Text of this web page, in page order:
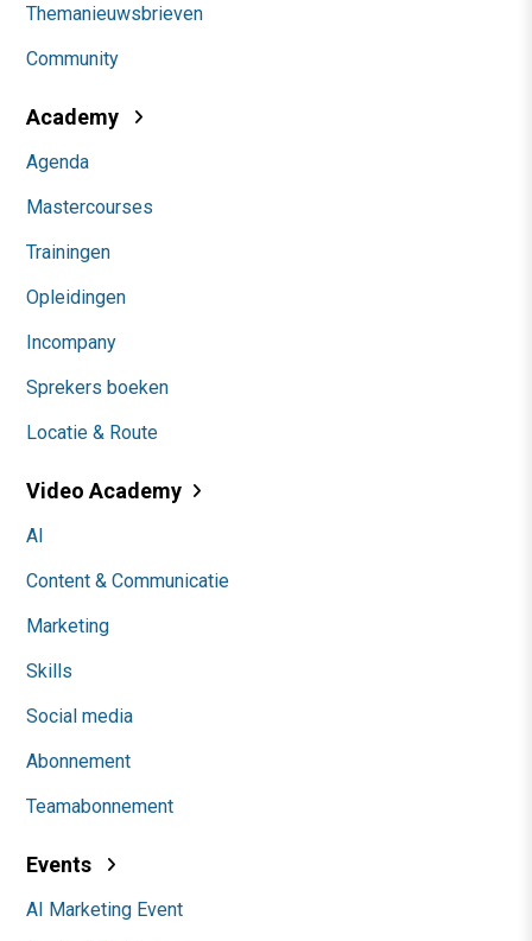
Themanieuwsbrieven
Community
Academy
Agenda
Mastercourses
Trainingen
Opleidingen
Incompany
Sprekers boeken
Locatie & Route
Video Academy
AI
Content & Communicatie
Marketing
Skills
Social media
Abonnement
Teamabonnement
Events
AI Marketing Event